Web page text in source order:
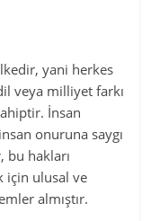
yani herkes
veya milliyet farkı
İnsan
onuruna saygı
bu hakları
için ulusal ve
almıştır.